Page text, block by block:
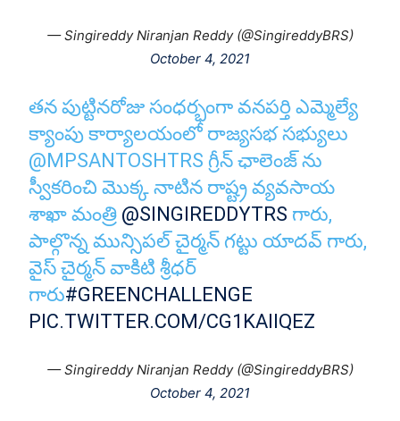
— Singireddy Niranjan Reddy (@SingireddyBRS)
October 4, 2021
తన పుట్టినరోజు సంధర్భంగా వనపర్తి ఎమ్మెల్యే
క్యాంపు కార్యాలయంలో రాజ్యసభ సభ్యులు
@MPSANTOSHTRS గ్రీన్ ఛాలెంజ్ ను
స్వీకరించి మొక్క నాటిన రాష్ట్ర వ్యవసాయ
శాఖా మంత్రి @SINGIREDDYTRS గారు,
పాల్గొన్న మున్సిపల్ చైర్మన్ గట్టు యాదవ్ గారు,
వైస్ చైర్మన్ వాకిటి శ్రీధర్
గారు#GREENCHALLENGE
PIC.TWITTER.COM/CG1KAIIQEZ
— Singireddy Niranjan Reddy (@SingireddyBRS)
October 4, 2021